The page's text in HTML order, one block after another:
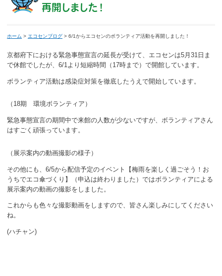
イベント
講座
発行物
一般の方
団体で見学希望の方
学校関係の方
企業・環境団体の方
再開しました！
ホーム > エコセンブログ > 6/1からエコセンのボランティア活動を再開しました！
京都府下における緊急事態宣言の延長が受けて、エコセンは5月31日ま
で休館でしたが、6/1より短縮時間（17時まで）で開館しています。
ボランティア活動は感染症対策を徹底したうえで開始しています。
（18期 環境ボランティア）
緊急事態宣言の期間中で来館の人数が少ないですが、ボランティアさん
はすごく頑張っています。
（展示案内の動画撮影の様子）
その他にも、6/5から配信予定のイベント【梅雨を楽しく過ごそう！お
うちでエコ傘づくり】（申込は終わりました）ではボランティアによる
展示案内の動画の撮影をしました。
これからも色々な撮影動画をしますので、皆さん楽しみにしてください
ね。
(ハチャン)